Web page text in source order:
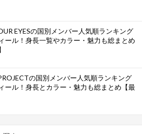
EYESの国別メンバー人気順ランキング
ール！身長一覧やカラー・魅力も総まとめ
の国別メンバー人気順ランキング
ール！身長とカラー・魅力も総まとめ【最